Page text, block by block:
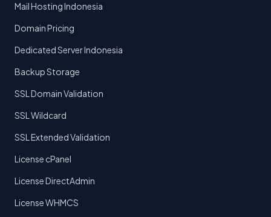
Mail Hosting Indonesia
Domain Pricing
Dedicated Server Indonesia
Backup Storage
SSL Domain Validation
SSL Wildcard
SSL Extended Validation
License cPanel
License DirectAdmin
License WHMCS